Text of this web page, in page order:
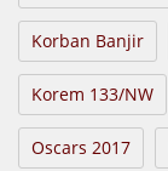
Korban Banjir
Korem 133/NW
Oscars 2017